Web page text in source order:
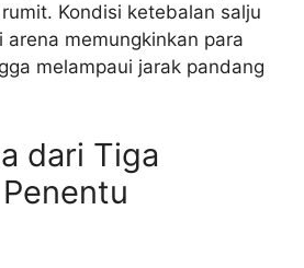
Kondisi ketebalan salju
arena memungkinkan para
melampaui jarak pandang
dari Tiga